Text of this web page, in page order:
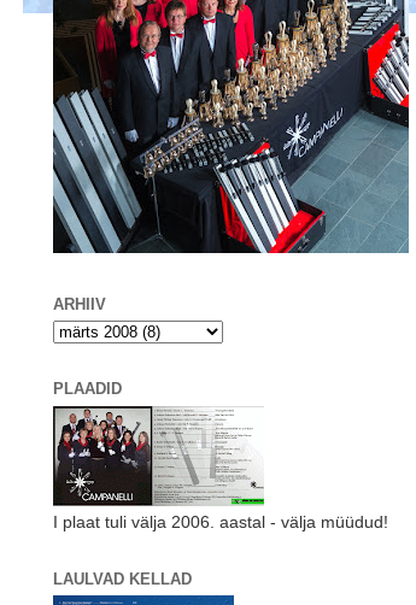
ARHIIV
PLAADID
I plaat tuli välja 2006. aastal - välja müüdud!
LAULVAD KELLAD